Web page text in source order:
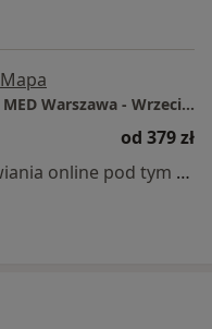
Mapa
Centrum Medyczne Grupa LUX MED Warszawa - Wrzeciono 10C
od 379 zł
Specjalista nie oferuje umawiania online pod tym adresem.